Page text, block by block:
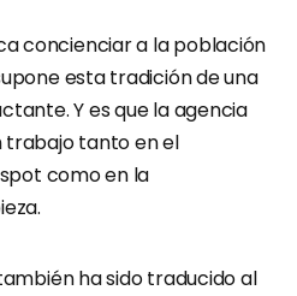
concienciar a la población
esta tradición de una
Y es que la agencia
trabajo tanto en el
como en la
ha sido traducido al